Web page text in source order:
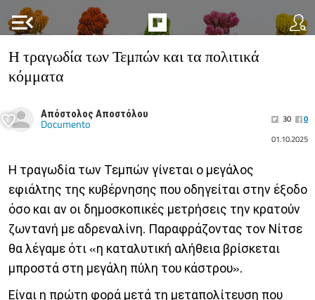
menu_open
Η τραγωδία των Τεμπών και τα πολιτικά
κόμματα
Απόστολος Αποστόλου
Documento 30
0
01.10.2025
Η τραγωδία των Τεμπών γίνεται ο μεγάλος
εφιάλτης της κυβέρνησης που οδηγείται στην έξοδο
όσο και αν οι δημοσκοπικές μετρήσεις την κρατούν
ζωντανή με αδρεναλίνη. Παραφράζοντας τον Νίτσε
θα λέγαμε ότι «η καταλυτική αλήθεια βρίσκεται
μπροστά στη μεγάλη πύλη του κάστρου».
Είναι η πρώτη φορά μετά τη μεταπολίτευση που